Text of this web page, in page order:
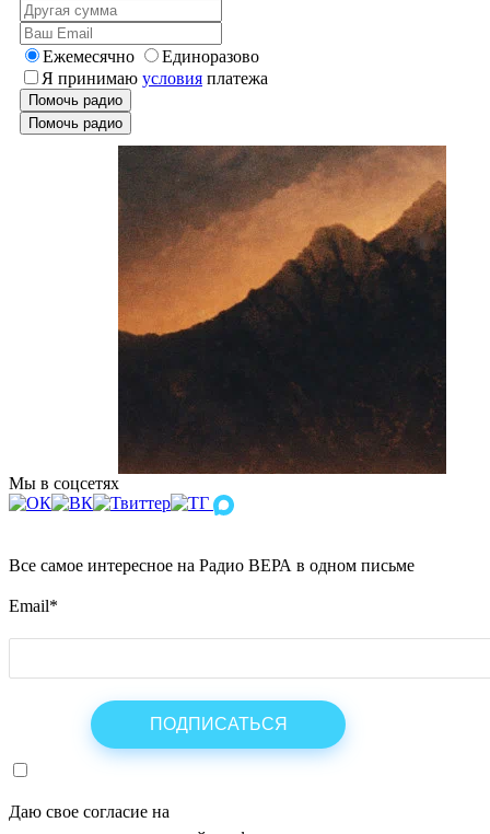
Ежемесячно
Единоразово
Я принимаю условия платежа
Помочь радио
Помочь радио
Мы в соцсетях
Все самое интересное на Радио ВЕРА в одном письме
Email*
Даю свое согласие на